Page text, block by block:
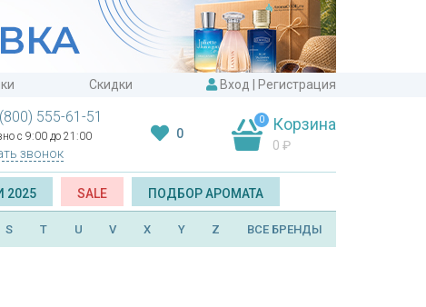
Скидки Вход Регистрация
555-61-51
с 9:00 до 21:00
звонок
0
0 Корзина
0 ₽
2025 SALE ПОДБОР АРОМАТА
S T U V X Y Z ВСЕ БРЕНДЫ